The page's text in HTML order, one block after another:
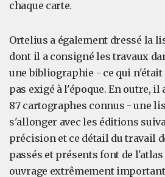
chaque carte.
Ortelius a également dressé la
dont il a consigné les travaux
une bibliographie - ce qui
pas exigé à l'époque. En outre,
87 cartographes connus - une
s'allonger avec les éditions
précision et ce détail du travail
passés et présents font de
ouvrage extrêmement